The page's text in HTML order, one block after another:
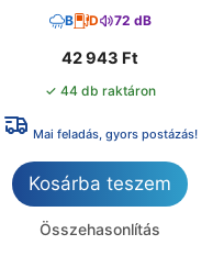
B D 72 dB
42 943 Ft
✓ 44 db raktáron
Mai feladás, gyors postázás!
Kosárba teszem
Összehasonlítás